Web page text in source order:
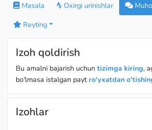
Masala Oxirgi urinishlar
Reyting
Izoh qoldirish
Bu amalni bajarish uchun tizimga kiring,
bo'lmasa istalgan payt ro'yxatdan
Izohlar